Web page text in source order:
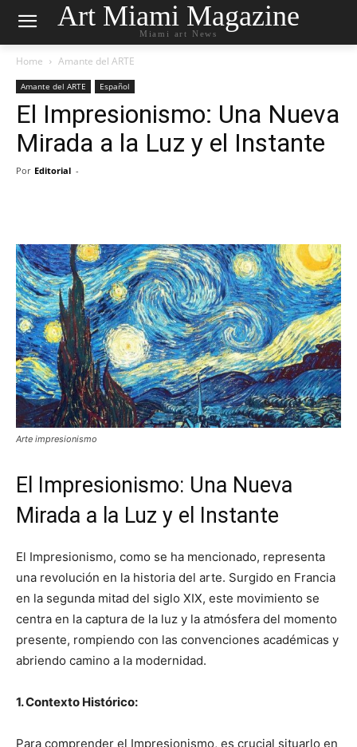
Art Miami Magazine
Miami art News
Home Amante del ARTE
Amante del ARTE Español
El Impresionismo: Una Nueva
Mirada a la Luz y el Instante
Por Editorial -
Arte impresionismo
El Impresionismo: Una Nueva
Mirada a la Luz y el Instante
El Impresionismo, como se ha mencionado, representa
una revolución en la historia del arte. Surgido en Francia
en la segunda mitad del siglo XIX, este movimiento se
centra en la captura de la luz y la atmósfera del momento
presente, rompiendo con las convenciones académicas y
abriendo camino a la modernidad.
1. Contexto Histórico:
Para comprender el Impresionismo, es crucial situarlo en